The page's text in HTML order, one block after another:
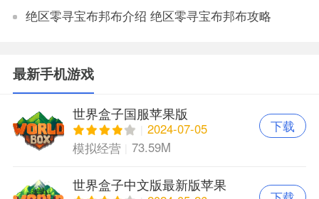
绝区零寻宝布邦布介绍 绝区零寻宝布邦布攻略
最新手机游戏
世界盒子国服苹果版
2024-07-05
模拟经营
73.59M
下载
世界盒子中文版最新版苹果